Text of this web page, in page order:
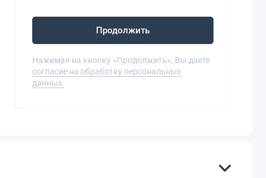
Продолжить
Нажимая на кнопку «Продолжить», Вы даете
согласие на обработку персональных
данных.